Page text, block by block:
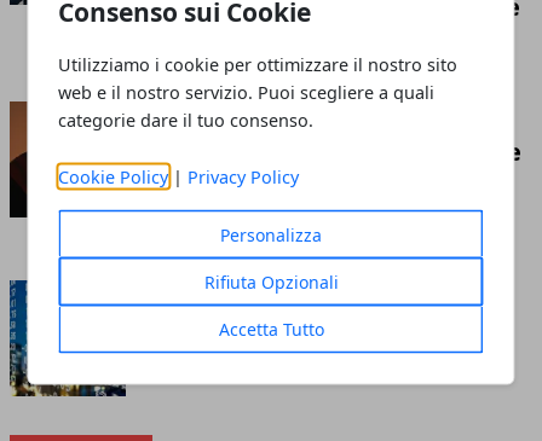
Consenso sui Cookie
Utilizziamo i cookie per ottimizzare il nostro sito
web e il nostro servizio. Puoi scegliere a quali
categorie dare il tuo consenso.
Cookie Policy | Privacy Policy
Personalizza
Rifiuta Opzionali
Accetta Tutto
competizione economica globale
Insufflaggio nell’edilizia: ecco
cos’è e tutto ciò che c’è da sapere
riguardo questa tecnica
Cosa sapere prima di investire
nella borsa online